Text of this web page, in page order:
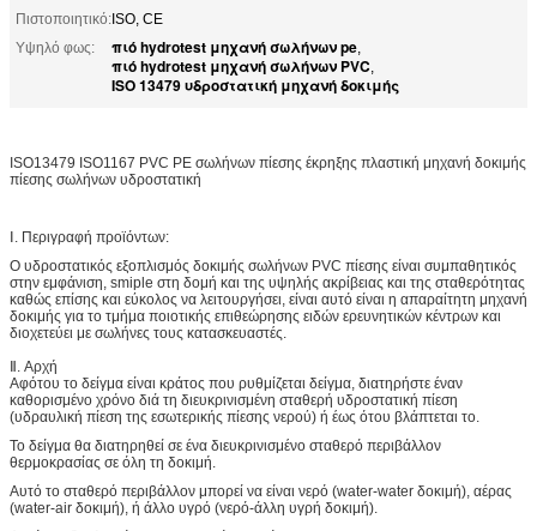
Πιστοποιητικό:ISO, CE
Υψηλό φως:
πιό hydrotest μηχανή σωλήνων pe,
πιό hydrotest μηχανή σωλήνων PVC,
ISO 13479 υδροστατική μηχανή δοκιμής
ISO13479 ISO1167 PVC PE σωλήνων πίεσης έκρηξης πλαστική μηχανή δοκιμής
πίεσης σωλήνων υδροστατική
Ⅰ. Περιγραφή προϊόντων:
Ο υδροστατικός εξοπλισμός δοκιμής σωλήνων PVC πίεσης είναι συμπαθητικός
στην εμφάνιση, smiple στη δομή και της υψηλής ακρίβειας και της σταθερότητας
καθώς επίσης και εύκολος να λειτουργήσει, είναι αυτό είναι η απαραίτητη μηχανή
δοκιμής για το τμήμα ποιοτικής επιθεώρησης ειδών ερευνητικών κέντρων και
διοχετεύει με σωλήνες τους κατασκευαστές.
Ⅱ. Αρχή
Αφότου το δείγμα είναι κράτος που ρυθμίζεται δείγμα, διατηρήστε έναν
καθορισμένο χρόνο διά τη διευκρινισμένη σταθερή υδροστατική πίεση
(υδραυλική πίεση της εσωτερικής πίεσης νερού) ή έως ότου βλάπτεται το.
Το δείγμα θα διατηρηθεί σε ένα διευκρινισμένο σταθερό περιβάλλον
θερμοκρασίας σε όλη τη δοκιμή.
Αυτό το σταθερό περιβάλλον μπορεί να είναι νερό (water-water δοκιμή), αέρας
(water-air δοκιμή), ή άλλο υγρό (νερό-άλλη υγρή δοκιμή).